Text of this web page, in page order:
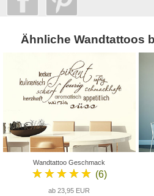
Ähnliche Wandtattoos
Wandtattoo Geschmack
★★★★★ (6)
ab 23,95 EUR